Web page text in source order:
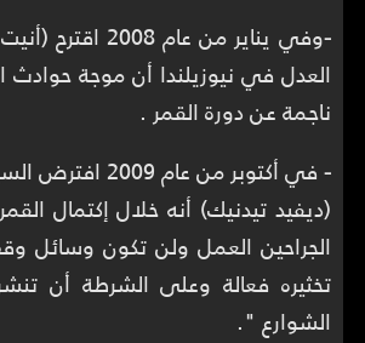
-
وفي يناير من عام
العدل في نيوزيلندا أن موجة حوادث
ناجمة عن دورة القمر .
-
في أكتوبر من عام
(ديفيد تيدنيك) أنه خلال إكتمال
الجراحين العمل ولن تكون وسائل
تخثيره فعالة وعلى الشرطة أن
الشوارع ".